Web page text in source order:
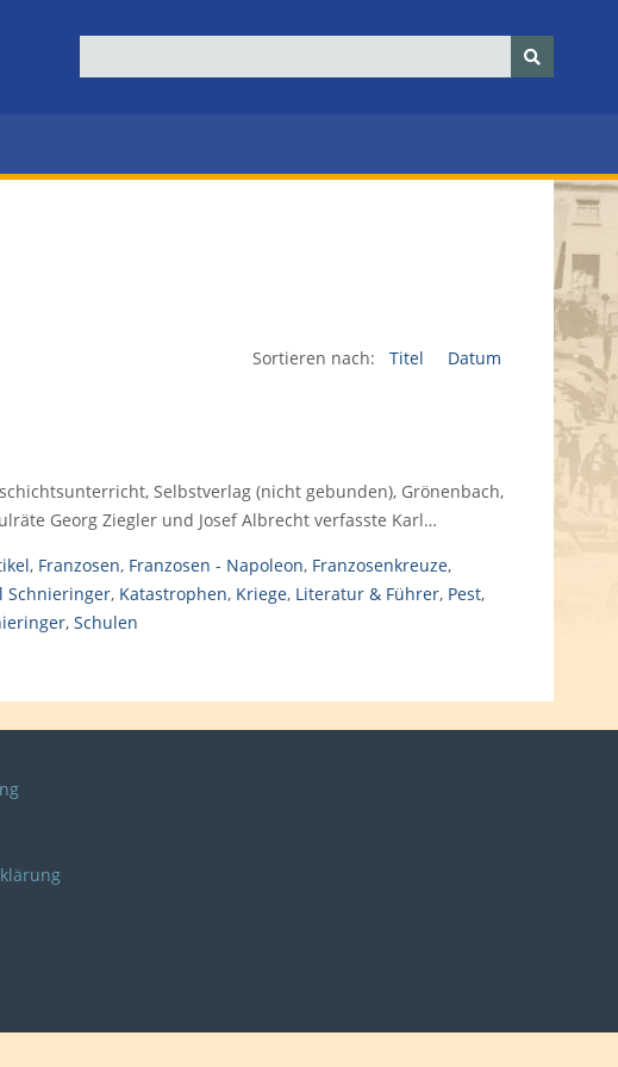
Sortieren nach: Titel Datum
Selbstverlag (nicht gebunden), Grönenbach,
Georg Ziegler und Josef Albrecht verfasste Karl…
, Franzosen, Franzosen - Napoleon, Franzosenkreuze,
Schnieringer, Katastrophen, Kriege, Literatur & Führer, Pest,
, Schulen